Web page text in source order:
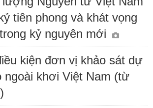
tiên phong và khát vọng
kỷ nguyên mới
kiện đơn vị khảo sát dự
ngoài khơi Việt Nam (từ